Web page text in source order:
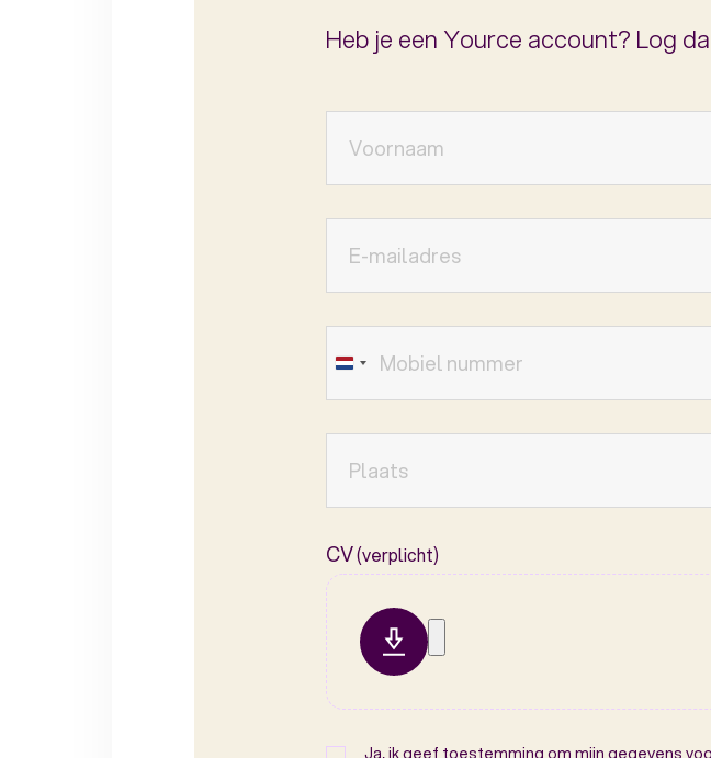
Heb je een Yource account? Log
CV(verplicht)
Ja, ik geef toestemming om mijn gegevens